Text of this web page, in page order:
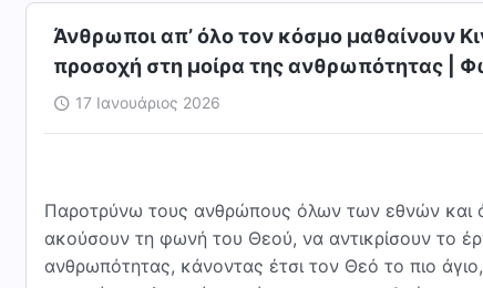
Άνθρωποι απ’ όλο τον κόσμο μαθαίνουν
προσοχή στη μοίρα της ανθρωπότητας |
17 Ιανουάριος 2026
Παροτρύνω τους ανθρώπους όλων των εθνών
ακούσουν τη φωνή του Θεού, να αντικρίσουν το
ανθρωπότητας, κάνοντας έτσι τον Θεό το πιο